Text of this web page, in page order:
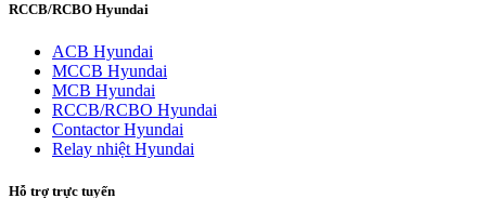
RCCB/RCBO Hyundai
ACB Hyundai
MCCB Hyundai
MCB Hyundai
RCCB/RCBO Hyundai
Contactor Hyundai
Relay nhiệt Hyundai
Hỗ trợ trực tuyến